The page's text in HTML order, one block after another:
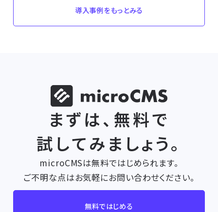
導入事例をもっとみる
まずは、無料で
試してみましょう。
microCMSは無料ではじめられます。
ご不明な点はお気軽にお問い合わせください。
無料ではじめる